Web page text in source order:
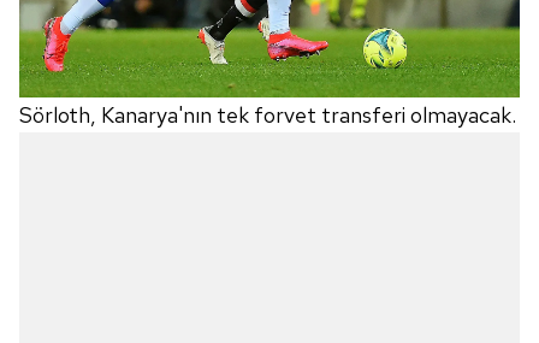
Sörloth, Kanarya'nın tek forvet transferi olmayacak.